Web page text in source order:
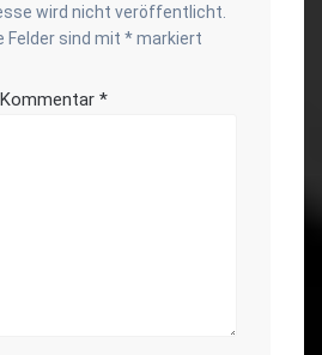
wird nicht veröffentlicht.
Felder sind mit *markiert
Kommentar *